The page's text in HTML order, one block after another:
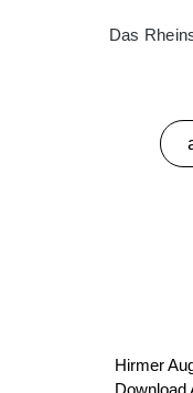
Das
Hirmer